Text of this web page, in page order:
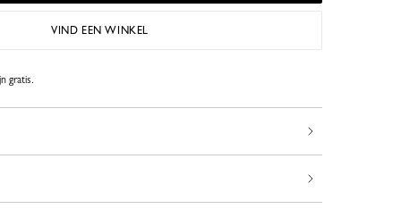
VIND EEN WINKEL
gratis.